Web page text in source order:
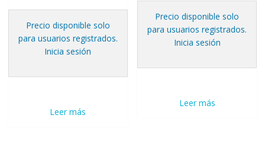
Precio disponible solo
para usuarios registrados.
Inicia sesión
Leer más
Precio disponible solo
para usuarios registrados.
Inicia sesión
Leer más